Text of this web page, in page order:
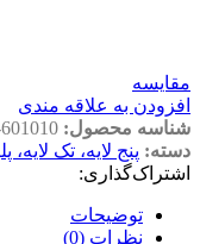
مقايسه
افزودن به علاقه مندی
شناسه محصول: 601010-I
دسته: پنج لایه، تک لایه،
اشتراک‌گذاری:
توضیحات
نظرات (0)